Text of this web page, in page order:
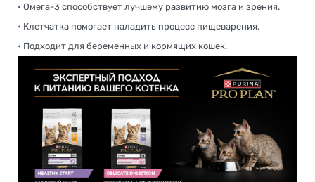
• Омега-3 способствует лучшему развитию мозга и зрения.
• Клетчатка помогает наладить процесс пищеварения.
• Подходит для беременных и кормящих кошек.